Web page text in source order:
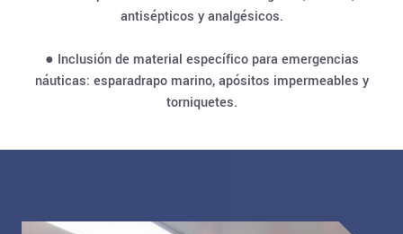
antisépticos y analgésicos.
● Inclusión de material específico para emergencias
náuticas: esparadrapo marino, apósitos impermeables y
torniquetes.